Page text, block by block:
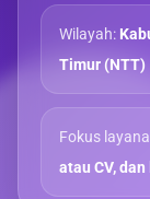
Wilayah:
Timur (NTT)
Fokus
atau CV,